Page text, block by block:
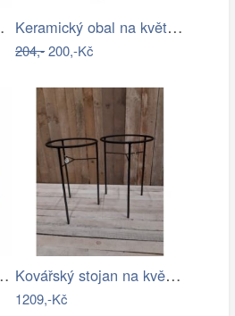
s… Keramický obal na květináč s lučními…
204,-200,-Kč
květy… Kovářský stojan na květináč
1209,-Kč